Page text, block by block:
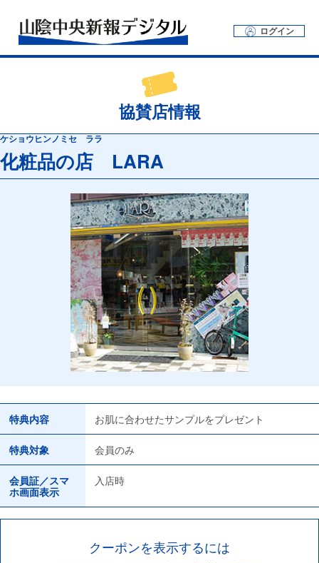
ログイン
協賛店情報
ケショウヒンノミセ ララ
化粧品の店 LARA
特典内容 お肌に合わせたサンプルをプレゼント
特典対象 会員のみ
会員証／スマ
ホ画面表示
入店時
クーポンを表示するには